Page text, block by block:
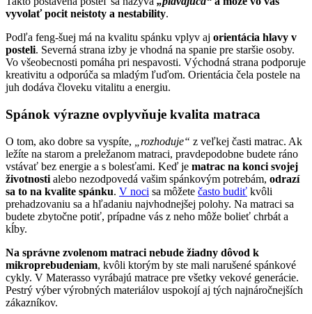
vyvolať pocit neistoty a nestability.
Podľa feng-šuej má na kvalitu spánku vplyv aj orientácia hlavy v
posteli. Severná strana izby je vhodná na spanie pre staršie osoby.
Vo všeobecnosti pomáha pri nespavosti. Východná strana podporuje
kreativitu a odporúča sa mladým ľuďom. Orientácia čela postele na
juh dodáva človeku vitalitu a energiu.
Spánok výrazne ovplyvňuje kvalita matraca
O tom, ako dobre sa vyspíte, „rozhoduje“ z veľkej časti matrac. Ak
ležíte na starom a preležanom matraci, pravdepodobne budete ráno
vstávať bez energie a s bolesťami. Keď je matrac na konci svojej
životnosti alebo nezodpovedá vašim spánkovým potrebám, odrazí
sa to na kvalite spánku. V noci sa môžete často budiť kvôli
prehadzovaniu sa a hľadaniu najvhodnejšej polohy. Na matraci sa
budete zbytočne potiť, prípadne vás z neho môže bolieť chrbát a
kĺby.
Na správne zvolenom matraci nebude žiadny dôvod k
mikroprebudeniam, kvôli ktorým by ste mali narušené spánkové
cykly. V Materasso vyrábajú matrace pre všetky vekové generácie.
Pestrý výber výrobných materiálov uspokojí aj tých najnáročnejších
zákazníkov.